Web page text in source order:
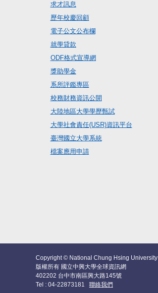
求才訊息
歷年校慶回顧
電子公文公布欄
就學貸款
ODF格式宣導網
獎助學金
系所評鑑專區
校務財務資訊公開
大陸地區大學學歷甄試
大學社會責任(USR)資訊平台
臺灣國立大學系統
檔案應用申請
Copyright © National Chung Hsing University
版權所有 國立中興大學全球資訊網
402202 台中市南區興大路145號
Tel : 04-22873181 聯絡我們